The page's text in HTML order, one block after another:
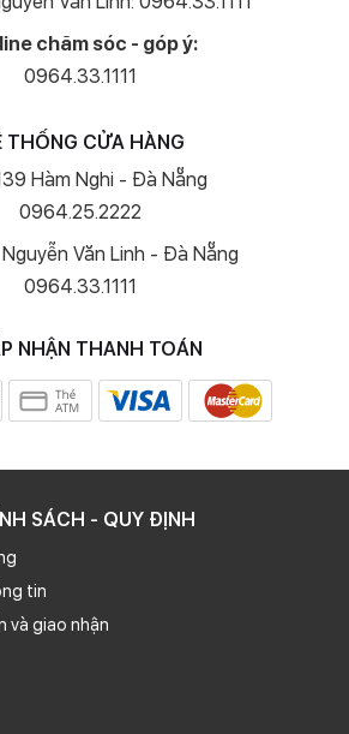
năng
cũng được cho là nặng hơn một chút do có
sạc nhanh, sạc không dây và tiết kiệm
trải nghiệm tuyệt vời, thoải mái tận
sạc ngược không dây giúp truyền điện cho
cảm ứng điện từ mà không cần bất cứ dây
13 Pro Max thì iPhone 13 có lẽ là thiết bị
nâng cấp thiết bị di động và sản phẩm
là một sự lựa chọn không thể bỏ qua với
chăm sóc - góp ý:
0964.33.1111
THỐNG CỬA HÀNG
Hàm Nghi - Đà Nẵng
0964.25.2222
Văn Linh - Đà Nẵng
0964.33.1111
NHẬN THANH TOÁN
SÁCH - QUY ĐỊNH
tin
và giao nhận